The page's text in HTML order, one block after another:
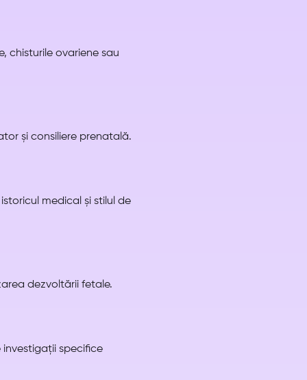
chisturile ovariene sau
și consiliere prenatală.
medical și stilul de
dezvoltării fetale.
investigații specifice